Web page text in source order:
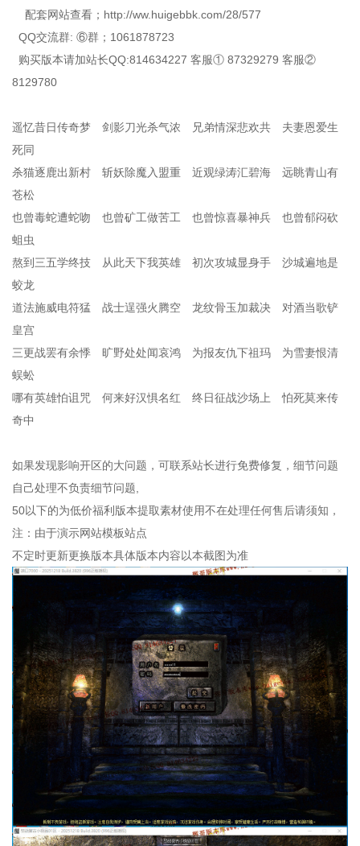
配套网站查看；http://ww.huigebbk.com/28/577
QQ交流群: ⑥群；1061878723
购买版本请加站长QQ:814634227 客服① 87329279 客服②
8129780
遥忆昔日传奇梦 剑影刀光杀气浓 兄弟情深悲欢共 夫妻恩爱生
死同
杀猫逐鹿出新村 斩妖除魔入盟重 近观绿涛汇碧海 远眺青山有
苍松
也曾毒蛇遭蛇吻 也曾矿工做苦工 也曾惊喜暴神兵 也曾郁闷砍
蛆虫
熬到三五学终技 从此天下我英雄 初次攻城显身手 沙城遍地是
蛟龙
道法施威电符猛 战士逞强火腾空 龙纹骨玉加裁决 对酒当歌铲
皇宫
三更战罢有余悸 旷野处处闻哀鸿 为报友仇下祖玛 为雪妻恨清
蜈蚣
哪有英雄怕诅咒 何来好汉惧名红 终日征战沙场上 怕死莫来传
奇中
如果发现影响开区的大问题，可联系站长进行免费修复，细节问题
自己处理不负责细节问题,
50以下的为低价福利版本提取素材使用不在处理任何售后请须知，
注：由于演示网站模板站点
不定时更新更换版本具体版本内容以本截图为准